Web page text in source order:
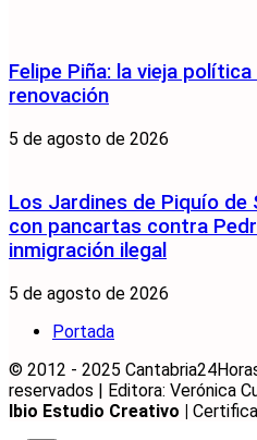
Felipe Piña: la vieja
renovación
5 de agosto de 2026
Los Jardines de Piquío de
con pancartas contra
inmigración ilegal
5 de agosto de 2026
Portada
© 2012 - 2025
reservados | Editora: Verónica
Ibio Estudio Creativo |